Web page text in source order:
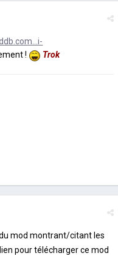
! Trok
mod montrant/citant les
pour télécharger ce mod